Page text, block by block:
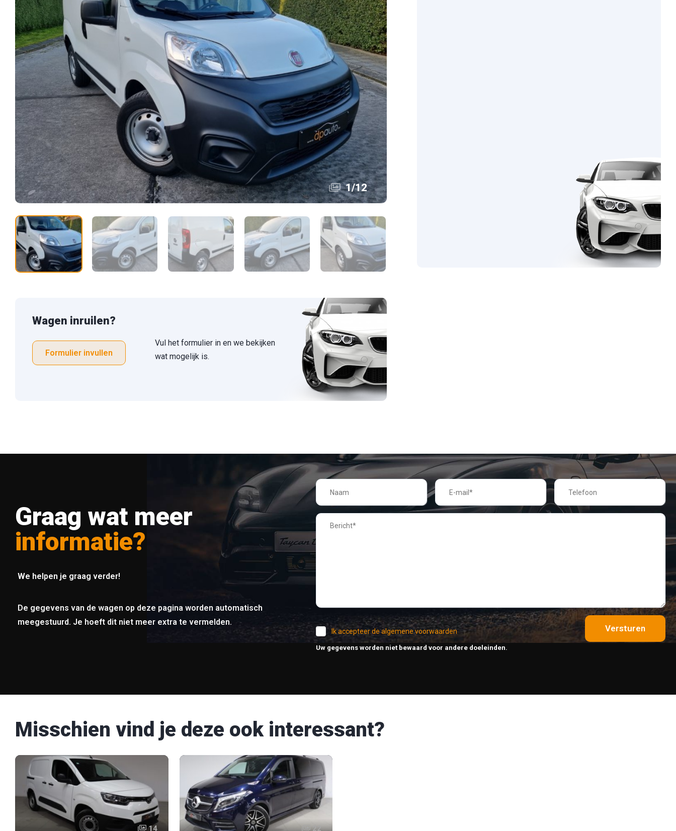
1/12
Wagen inruilen?
Formulier invullen
Vul het formulier in en we bekijken
wat mogelijk is.
Graag wat meer
informatie?
We helpen je graag verder!
De gegevens van de wagen op deze pagina worden automatisch
meegestuurd. Je hoeft dit niet meer extra te vermelden.
Ik accepteer de algemene voorwaarden Versturen
Uw gegevens worden niet bewaard voor andere doeleinden.
Misschien vind je deze ook interessant?
14 22